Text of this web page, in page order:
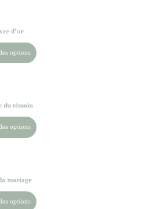
d’or
options
du témoin
options
mariage
options